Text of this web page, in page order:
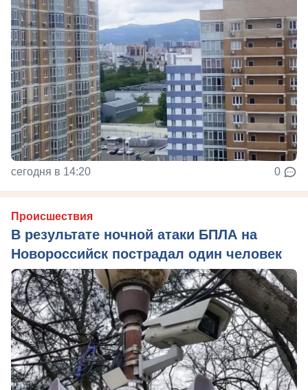
сегодня в 14:20 0
Происшествия
В результате ночной атаки БПЛА на
Новороссийск пострадал один человек